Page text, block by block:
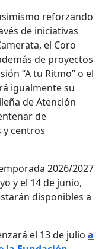
reforzando
de iniciativas
el Coro
de proyectos
“A tu Ritmo” o el
igualmente su
de Atención
de
y centros
2026/2027
y el 14 de junio,
disponibles a
el 13 de julio a